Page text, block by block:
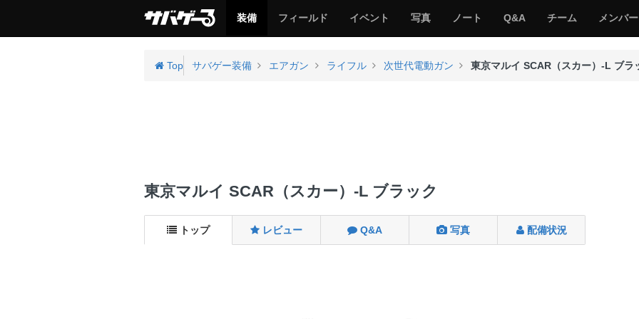
サ
ー
装備
サ
ー
フィールド
サ
ー
イベント
み
の
サ
写真
み
ノート
サ
ー
Q&A
サ
ー
チーム
サ
ー
メンバー
Top サバゲー装備 エアガン ライフル 次世代電動ガン 東京マルイ SCAR（スカー）-L ブラ
東京マルイ SCAR（スカー）-L ブラック
トップ レビュー Q&A 写真 配備状況